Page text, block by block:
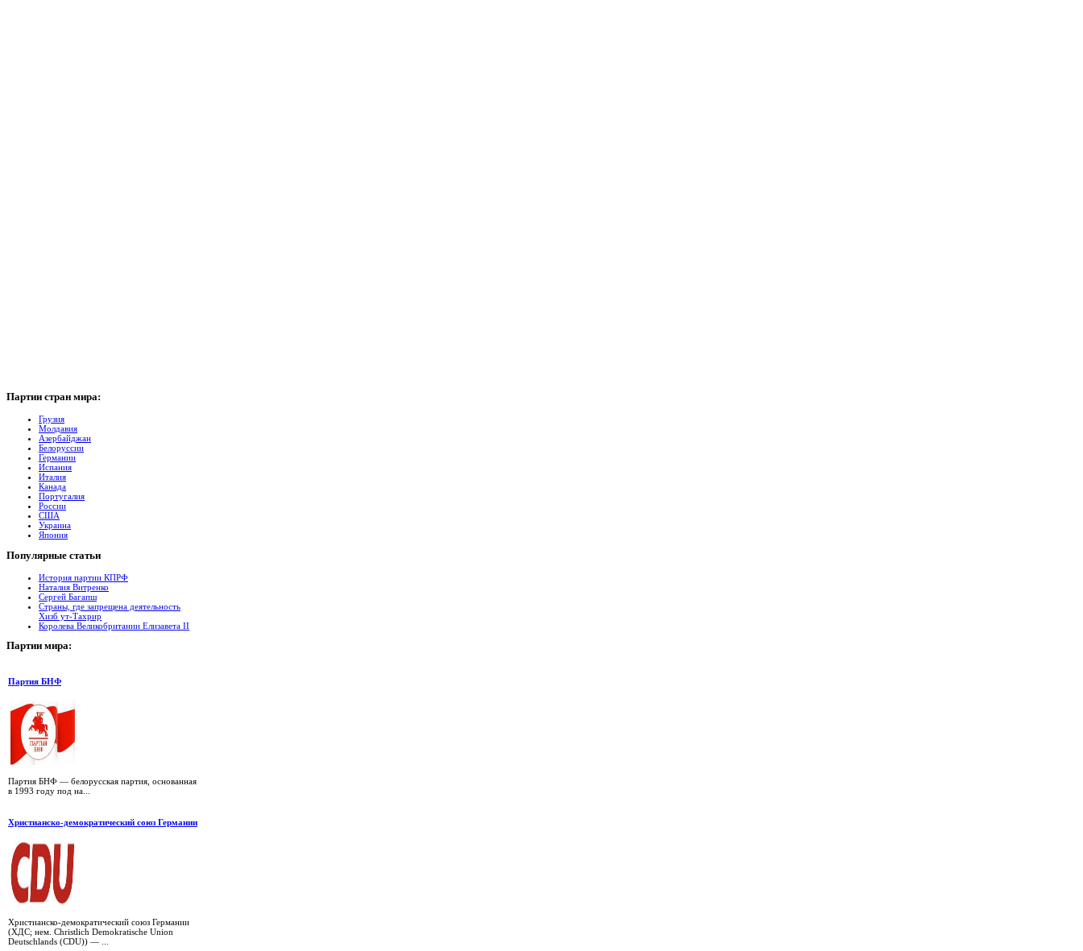
Партии стран мира:
Грузия
Молдавия
Азербайджан
Белоруссии
Германии
Испания
Италия
Канада
Португалия
России
США
Украина
Япония
Популярные cтатьи
История партии КПРФ
Наталия Витренко
Сергей Багапш
Страны, где запрещена деятельность
Хизб ут-Тахрир
Королева Великобритании Елизавета II
Партии мира:
Партия БНФ
Партия БНФ — белорусская партия, основанная
в 1993 году под на...
Христианско-демократический союз Германии
Христианско-демократический союз Германии
(ХДС; нем. Christlich Demokratische Union
Deutschlands (CDU)) — ...